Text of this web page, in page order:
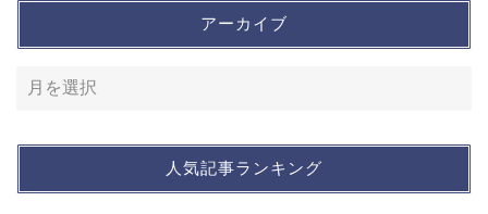
アーカイブ
人気記事ランキング